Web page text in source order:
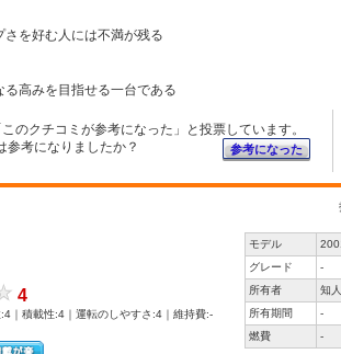
を好む人には不満が残る
高みを目指せる一台である
のクチコミが参考になった」と投票しています。
参考になりましたか？
参考になった
4
｜積載性:4｜運転のしやすさ:4｜維持費:-
モデル
グレード
-
所有者
知
所有期間
-
燃費
-